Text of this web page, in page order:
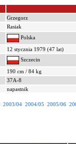
Grzegorz
Rasiak
Polska
12 stycznia 1979 (47 lat)
Szczecin
190 cm / 84 kg
37A-8
napastnik
2003/04 2004/05 2005/06